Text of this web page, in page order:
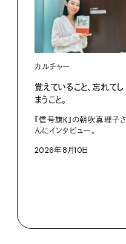
カルチャー
覚えていること、忘れてし
まうこと。
『信号旗K』の朝吹真理子さ
んにインタビュー。
2026年8月10日